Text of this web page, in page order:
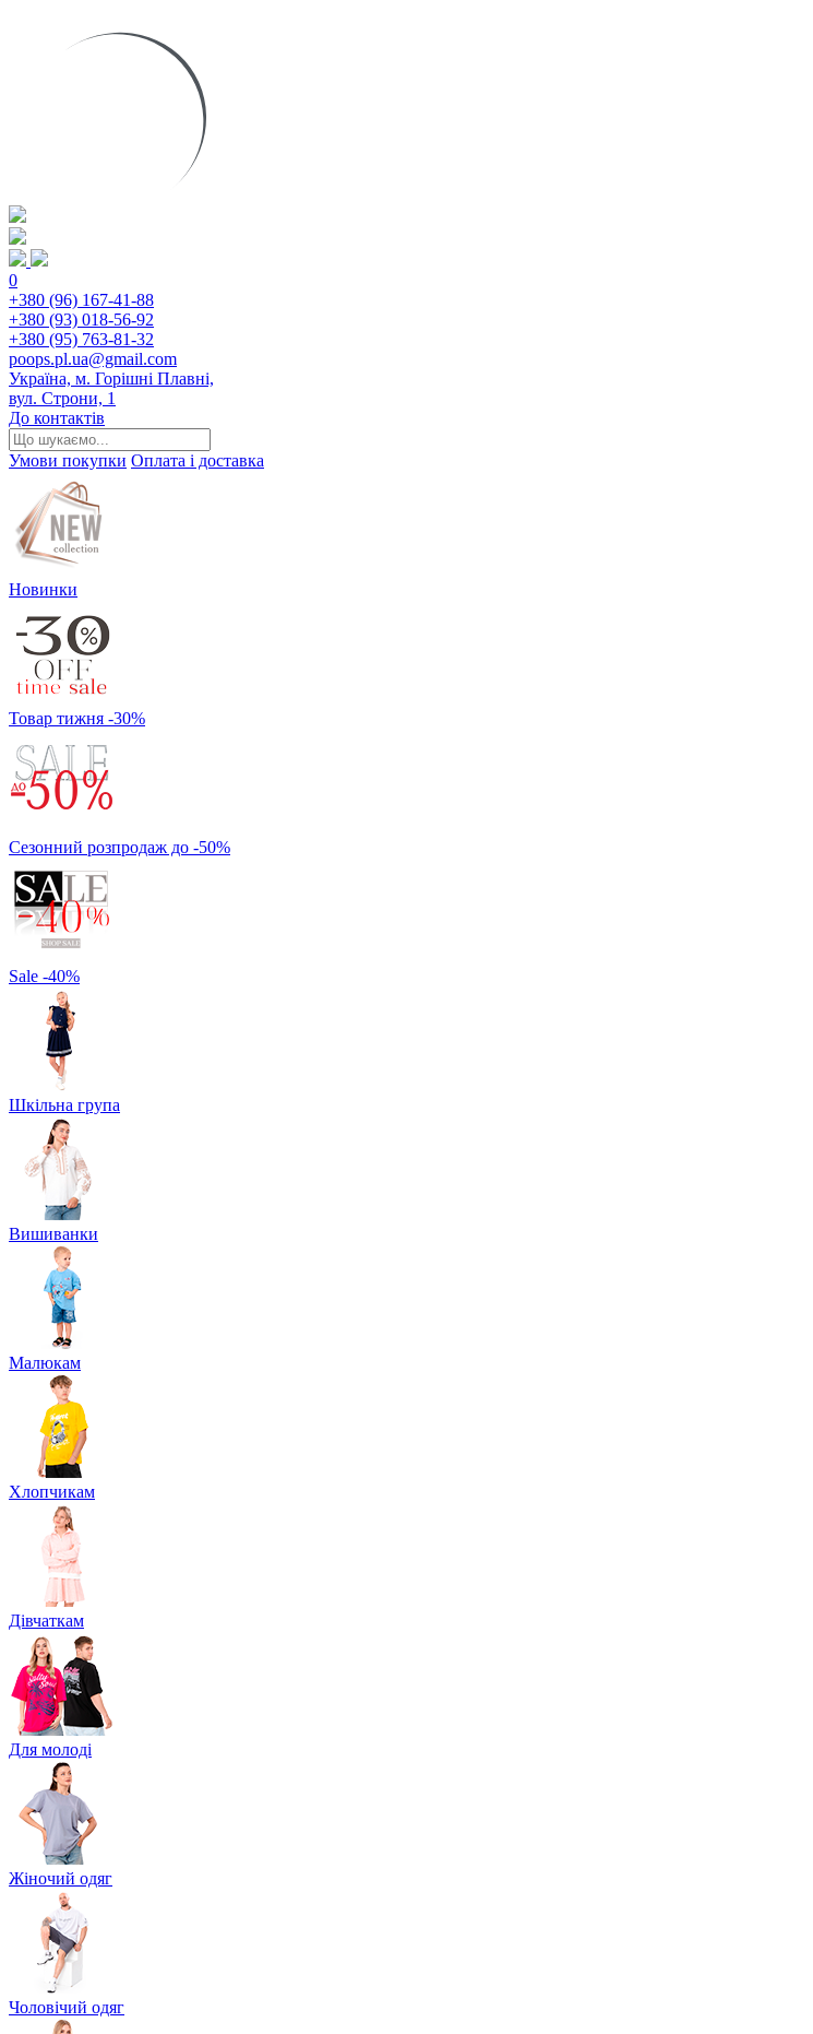
0
+380 (96) 167-41-88
+380 (93) 018-56-92
+380 (95) 763-81-32
poops.pl.ua@gmail.com
Україна, м. Горішні Плавні,
вул. Строни, 1
До контактів
Умови покупки Оплата і доставка
Новинки
Товар тижня -30%
Сезонний розпродаж до -50%
Sale -40%
Шкільна група
Вишиванки
Малюкам
Хлопчикам
Дівчаткам
Для молоді
Жіночий одяг
Чоловічий одяг